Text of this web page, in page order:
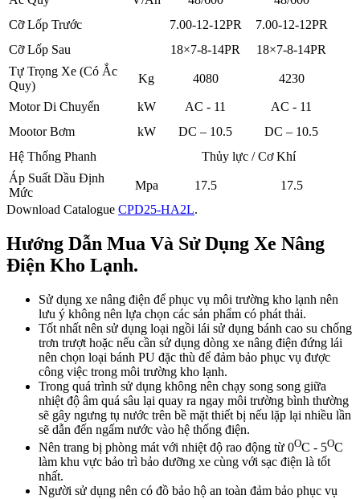
Cỡ Lốp Trước
7.00-12-12PR
7.00-12-12PR
Cỡ Lốp Sau
18×7-8-14PR
18×7-8-14PR
Tự Trọng Xe (Có Ắc
Quy)
Kg 4080 4230
Motor Di Chuyển kW AC - 11
AC - 11
Mootor Bơm
kW DC – 10.5
DC – 10.5
Hệ Thống Phanh
Thủy lực / Cơ Khí
Áp Suất Dầu Định
Mức
Mpa 17.5
17.5
Download Catalogue CPD25-HA2L.
Hướng Dẫn Mua Và Sử Dụng Xe Nâng
Điện Kho Lạnh.
Sử dụng xe nâng điện để phục vụ môi trường kho lạnh nên
lưu ý không nên lựa chọn các sản phẩm có phát thải.
Tốt nhất nên sử dụng loại ngồi lái sử dụng bánh cao su chống
trơn trượt hoặc nếu cần sử dụng dòng xe nâng điện đứng lái
nên chọn loại bánh PU đặc thù để đảm bảo phục vụ được
công việc trong môi trường kho lạnh.
Trong quá trình sử dụng không nên chạy song song giữa
nhiệt độ âm quá sâu lại quay ra ngay môi trường bình thường
sẽ gây ngưng tụ nước trên bề mặt thiết bị nếu lặp lại nhiều lần
sẽ dẫn đến ngấm nước vào hệ thống điện.
Nên trang bị phòng mát với nhiệt độ rao động từ 0OC - 5OC
làm khu vực bảo trì bảo dưỡng xe cùng với sạc điện là tốt
nhất.
Người sử dụng nên có đồ bảo hộ an toàn đảm bảo phục vụ